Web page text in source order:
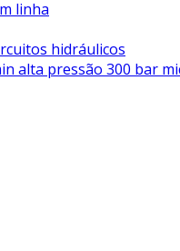
linha
hidráulicos
alta pressão 300 bar